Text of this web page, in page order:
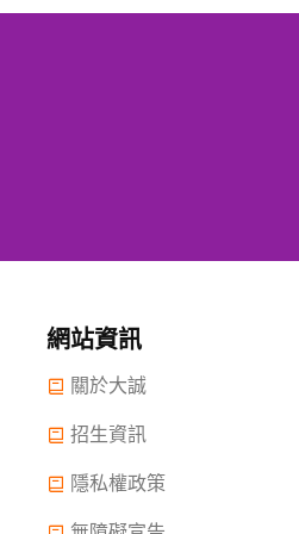
網站資訊
關於大誠
招生資訊
隱私權政策